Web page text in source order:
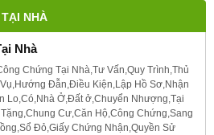
NHÀ
Nhà
Chứng Tại Nhà,Tư Vấn,Quy Trình,Thủ
Đẫn,Điều Kiện,Lập Hồ Sơ,Nhận
Lo,Có,Nhà Ở,Đất ở,Chuyển Nhượng,Tại
Cư,Căn Hộ,Công Chứng,Sang
Đỏ,Giấy Chứng Nhận,Quyền Sử